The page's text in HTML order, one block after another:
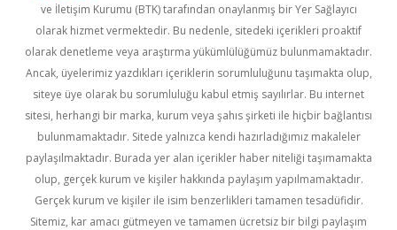
ve İletişim Kurumu (BTK) tarafından onaylanmış bir Yer Sağlayıcı
olarak hizmet vermektedir. Bu nedenle, sitedeki içerikleri proaktif
olarak denetleme veya araştırma yükümlülüğümüz bulunmamaktadır.
Ancak, üyelerimiz yazdıkları içeriklerin sorumluluğunu taşımakta olup,
siteye üye olarak bu sorumluluğu kabul etmiş sayılırlar. Bu internet
sitesi, herhangi bir marka, kurum veya şahıs şirketi ile hiçbir bağlantısı
bulunmamaktadır. Sitede yalnızca kendi hazırladığımız makaleler
paylaşılmaktadır. Burada yer alan içerikler haber niteliği taşımamakta
olup, gerçek kurum ve kişiler hakkında paylaşım yapılmamaktadır.
Gerçek kurum ve kişiler ile isim benzerlikleri tamamen tesadüfidir.
Sitemiz, kar amacı gütmeyen ve tamamen ücretsiz bir bilgi paylaşım